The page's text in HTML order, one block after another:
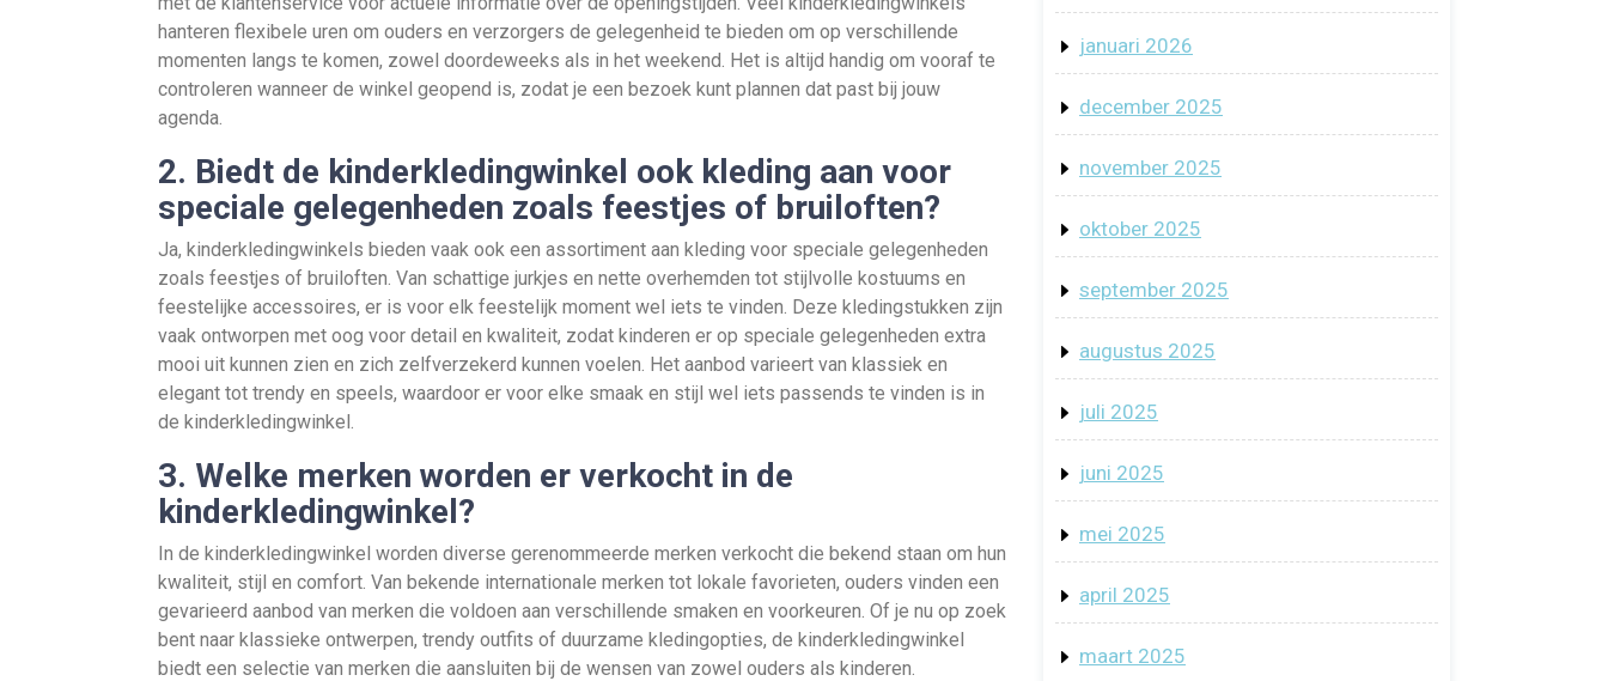
hanteren flexibele uren om ouders en verzorgers de gelegenheid te bieden om op verschillende
momenten langs te komen, zowel doordeweeks als in het weekend. Het is altijd handig om vooraf te
controleren wanneer de winkel geopend is, zodat je een bezoek kunt plannen dat past bij jouw
agenda.
2. Biedt de kinderkledingwinkel ook kleding aan voor
speciale gelegenheden zoals feestjes of bruiloften?
Ja, kinderkledingwinkels bieden vaak ook een assortiment aan kleding voor speciale gelegenheden
zoals feestjes of bruiloften. Van schattige jurkjes en nette overhemden tot stijlvolle kostuums en
feestelijke accessoires, er is voor elk feestelijk moment wel iets te vinden. Deze kledingstukken zijn
vaak ontworpen met oog voor detail en kwaliteit, zodat kinderen er op speciale gelegenheden extra
mooi uit kunnen zien en zich zelfverzekerd kunnen voelen. Het aanbod varieert van klassiek en
elegant tot trendy en speels, waardoor er voor elke smaak en stijl wel iets passends te vinden is in
de kinderkledingwinkel.
3. Welke merken worden er verkocht in de
kinderkledingwinkel?
In de kinderkledingwinkel worden diverse gerenommeerde merken verkocht die bekend staan om hun
kwaliteit, stijl en comfort. Van bekende internationale merken tot lokale favorieten, ouders vinden een
gevarieerd aanbod van merken die voldoen aan verschillende smaken en voorkeuren. Of je nu op zoek
bent naar klassieke ontwerpen, trendy outfits of duurzame kledingopties, de kinderkledingwinkel
biedt een selectie van merken die aansluiten bij de wensen van zowel ouders als kinderen.
januari 2026
december 2025
november 2025
oktober 2025
september 2025
augustus 2025
juli 2025
juni 2025
mei 2025
april 2025
maart 2025